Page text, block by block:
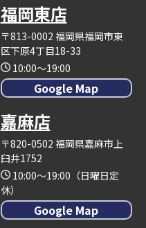
福岡東店
〒813-0002 福岡県福岡市東
区下原4丁目18-33
10:00～19:00
Google Map
嘉麻店
〒820-0502 福岡県嘉麻市上
臼井1752
10:00～19:00（日曜日定
休）
Google Map